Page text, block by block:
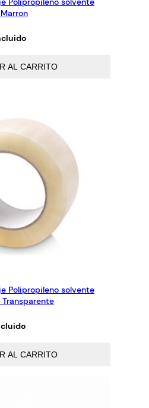
AL CARRITO
Polipropileno solvente
AL CARRITO